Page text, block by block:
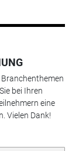
bei Ihren
eine
Vielen Dank!